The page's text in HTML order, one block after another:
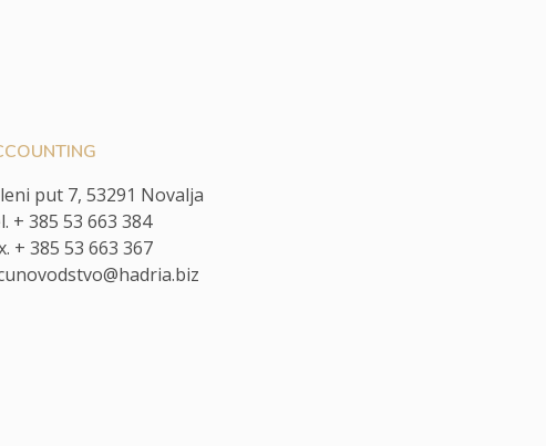
put 7, 53291 Novalja
+ 385 53 663 384
+ 385 53 663 367